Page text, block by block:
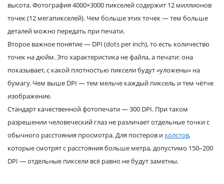
высота. Фотография 4000×3000 пикселей содержит 12 миллионов
точек (12 мегапикселей). Чем больше этих точек — тем больше
деталей можно передать при печати.
Второе важное понятие — DPI (dots per inch), то есть количество
точек на дюйм. Это характеристика не файла, а печати: она
показывает, с какой плотностью пиксели будут «уложены» на
бумагу. Чем выше DPI — тем мельче каждый пиксель и тем чётче
изображение.
Стандарт качественной фотопечати — 300 DPI. При таком
разрешении человеческий глаз не различает отдельные точки с
обычного расстояния просмотра. Для постеров ихолстов,
которые смотрят с расстояния больше метра, допустимо 150–200
DPI — отдельные пиксели всё равно не будут заметны.